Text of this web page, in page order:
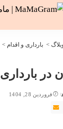
> بارداری و اقدام >
بارداری
فروردین 28, 1404